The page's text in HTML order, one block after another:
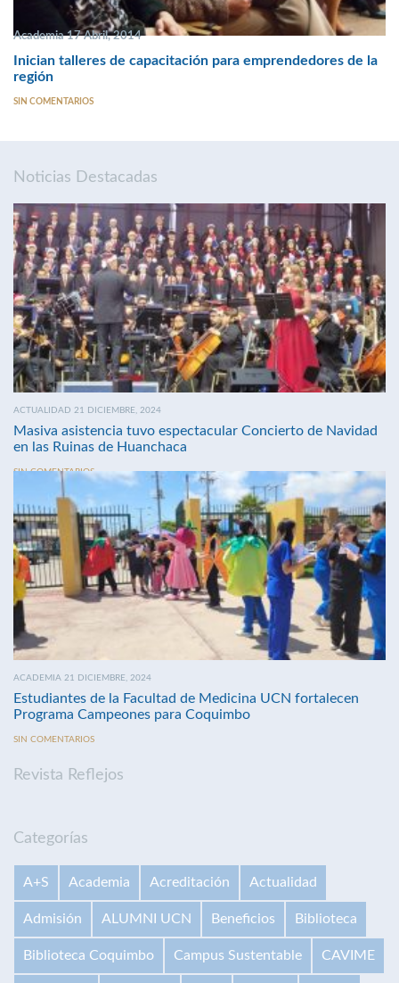
Academia 17 Abril, 2014
Inician talleres de capacitación para emprendedores de la
región
SIN COMENTARIOS
Noticias Destacadas
ACTUALIDAD 21 DICIEMBRE, 2024
Masiva asistencia tuvo espectacular Concierto de Navidad
en las Ruinas de Huanchaca
SIN COMENTARIOS
ACADEMIA 21 DICIEMBRE, 2024
Estudiantes de la Facultad de Medicina UCN fortalecen
Programa Campeones para Coquimbo
SIN COMENTARIOS
Revista Reflejos
Categorías
A+S Academia Acreditación Actualidad
Admisión ALUMNI UCN Beneficios Biblioteca
Biblioteca Coquimbo Campus Sustentable CAVIME